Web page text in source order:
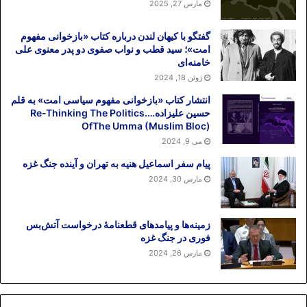
دیگری یعنی رهبر نظام است. تلقی مردم این
است که پس رییس جمهور، مرد دوم نظام
است. اما اینک با این صحبت‌ها مشخص
می‌شود که مقام ریاست جمهوری در ایران
حتی فرد دوم نظام هم نیست بلکه تنها یک
کارگزار ارشد در میان سایرکارگزاران ارشد
دیگر است و بس!
بنابراین استنباط آمریکایی‌ها درست بوده که
سخن آقای احمدی‌نژاد پشتوانه‌ای نداشته و
فاقد حمایت رهبری نظام بوده است. به هرحال
ما می‌دانیم که مذاکرات پنهانی بین ایران و
آمریکا و قدرت‌های دیگر برقرار است. آن‌ها در
این مذاکرات پنهانی فهمیده‌اند که آفتاب
احمدی‌نژاد لب بام است و دولتش مستعجل
است و خصوصاً در این دوره‌های پایانی
جایگاهی ندارد.
من تصور می‌کنم که این سخنان احمدی‌نژاد
مارس 27, 2025
گفتگو با کیهان لندن درباره کتاب «بازخوانی مفهوم
امت»؛ سید قطب و نواب صفوی دو پدر معنوی علی
خامنه‌ای
ژوئن 18, 2024
انتشار کتاب «بازخوانی مفهوم سیاسی امت» به قلم
حسین علیزاده….Re-Thinking The Politics
OfThe Umma (Muslim Bloc)
می 9, 2024
پیام سفر اسماعیل هنیه به تهران و آینده جنگ غزه
مارس 30, 2024
زمینه‌ها و پیامدهای قطعنامهٔ درخواست آتش‌بس
فوری در جنگ غزه
مارس 26, 2024